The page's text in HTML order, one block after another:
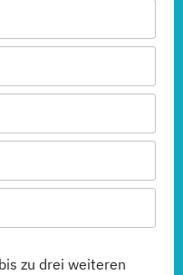
zu drei weiteren